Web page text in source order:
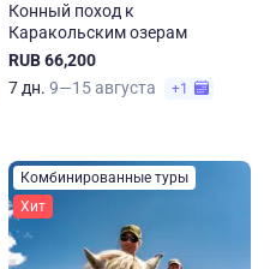
Конный поход к
Каракольским озерам
RUB 66,200
7 дн. 9—15 августа +1
Комбинированные туры
Хит